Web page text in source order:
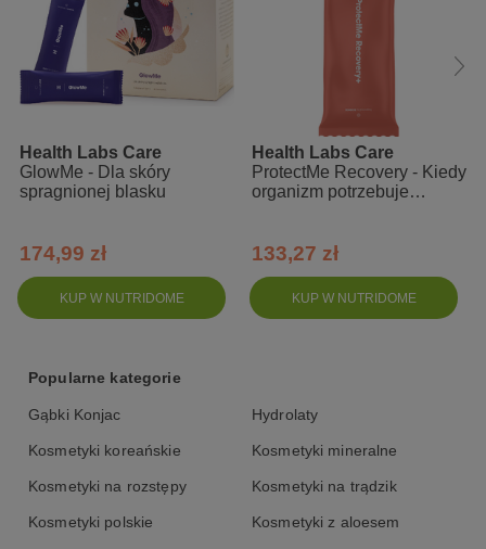
egzotyczny smak: zachwycające połączenie ananas-mango,
wygodne saszetki: idealne na każdy dzień, wszędzie tam
gdzie jesteś,
wysoka wchłanialność: dzięki niskiej masie cząsteczkowej
kompleksowe działanie: zawiera aż 5 g kolagenu w jednej
saszetce,
naturalne składniki: formuła oparta na składnikach
Sposób użycia:
Rozpuść zawartość jednej saszetki (11g) w szklance letniej wody i
zrównoważonej diety, a nie jako jej zamiennik. Idealny dla
Składniki:
Kolagen z ryb dorszowatych, substancja słodząca: ksylitol, kwas
aromat ananasowy, regulator kwasowości: kwas cytrynowy,
KUP W NUTRIDOME
Health Labs Care
GlowMe - Dla skóry
spragnionej blasku
174,99 zł
KUP W NUTRIDOME
Health Labs Care
ProtectMe Recovery - Kiedy
organizm potrzebuje
133,27 zł
Popularne kategorie
Gąbki Konjac Hydrolaty
Kosmetyki koreańskie Kosmetyki mineralne
Kosmetyki na rozstępy Kosmetyki na trądzik
Kosmetyki polskie Kosmetyki z aloesem